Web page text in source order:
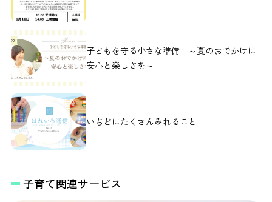
子どもを守る小さな準備 ～夏のおでかけに
安心と楽しさを～
いちどにたくさんみれること
子育て関連サービス